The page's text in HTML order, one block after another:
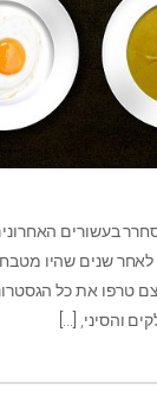
בעשורים
שנים שהיו
והסיני, […]